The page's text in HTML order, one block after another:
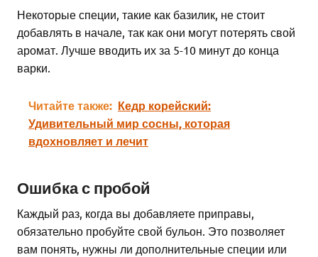
Некоторые специи, такие как базилик, не стоит
добавлять в начале, так как они могут потерять свой
аромат. Лучше вводить их за 5-10 минут до конца
варки.
Читайте также: Кедр корейский:
Удивительный мир сосны, которая
вдохновляет и лечит
Ошибка с пробой
Каждый раз, когда вы добавляете приправы,
обязательно пробуйте свой бульон. Это позволяет
вам понять, нужны ли дополнительные специи или